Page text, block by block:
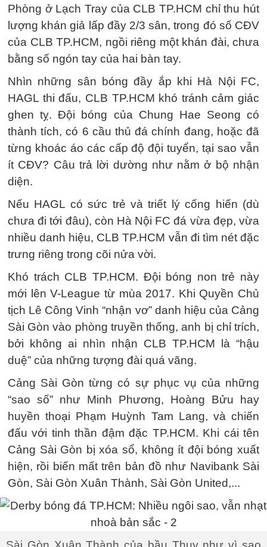
Phòng ở Lạch Tray của CLB TP.HCM chỉ thu hút
lượng khán giả lấp đầy 2/3 sân, trong đó số CĐV
của CLB TP.HCM, ngồi riêng một khán đài, chưa
bằng số ngón tay của hai bàn tay.
Nhìn những sân bóng đầy ắp khi Hà Nội FC,
HAGL thi đấu, CLB TP.HCM khó tránh cảm giác
ghen tỵ. Đội bóng của Chung Hae Seong có
thành tích, có 6 cầu thủ đá chính đang, hoặc đã
từng khoác áo các cấp độ đội tuyển, tại sao vẫn
ít CĐV? Câu trả lời dường như nằm ở bộ nhận
diện.
Nếu HAGL có sức trẻ và triết lý cống hiến (dù
chưa đi tới đâu), còn Hà Nội FC đá vừa đẹp, vừa
nhiều danh hiệu, CLB TP.HCM vẫn đi tìm nét đặc
trưng riêng trong cõi nửa vời.
Khó trách CLB TP.HCM. Đội bóng non trẻ này
mới lên V-League từ mùa 2017. Khi Quyền Chủ
tịch Lê Công Vinh “nhận vơ” danh hiệu của Cảng
Sài Gòn vào phòng truyền thống, anh bị chỉ trích,
bởi không ai nhìn nhận CLB TP.HCM là “hậu
duệ” của những tượng đài quá vãng.
Cảng Sài Gòn từng có sự phục vụ của những
“sao số” như Minh Phương, Hoàng Bửu hay
huyền thoại Phạm Huỳnh Tam Lang, và chiến
đấu với tinh thần đậm đặc TP.HCM. Khi cái tên
Cảng Sài Gòn bị xóa sổ, không ít đội bóng xuất
hiện, rồi biến mất trên bản đồ như Navibank Sài
Gòn, Sài Gòn Xuân Thành, Sài Gòn United,...